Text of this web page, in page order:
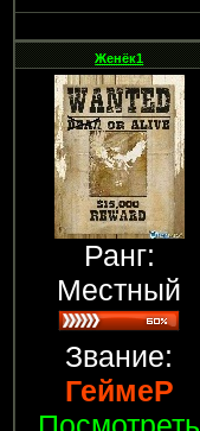
Женёк1
Ранг:
Местный
Звание:
ГеймеР